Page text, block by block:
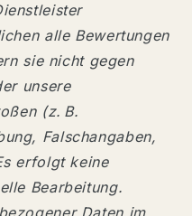
alle Bewertungen
sie nicht gegen
unsere
(z. B.
Falschangaben,
erfolgt keine
Bearbeitung.